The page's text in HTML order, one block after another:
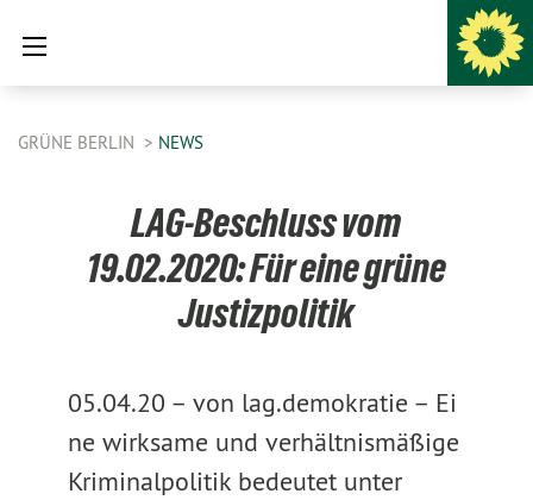
GRÜNE BERLIN NEWS
LAG-Beschluss vom
19.02.2020: Für eine grüne
Justizpolitik
05.04.20 – von lag.demokratie – Ei
ne wirksame und verhältnismäßige
Kriminalpolitik bedeutet unter